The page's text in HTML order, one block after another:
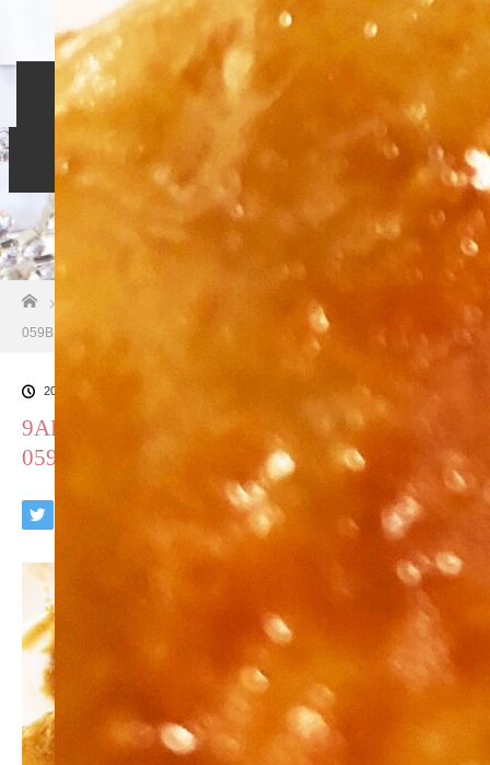
ホーム 入会のご案内
よくある質問 ご成婚者の声 お問い合わせ
スタッフブログ
9AF6C312-ED7F-4245-BB2F-
059BBD763857
2018.10.26
9AF6C312-ED7F-4245-BB2F-
059BBD763857